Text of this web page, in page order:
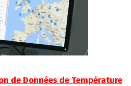
de Données de Température